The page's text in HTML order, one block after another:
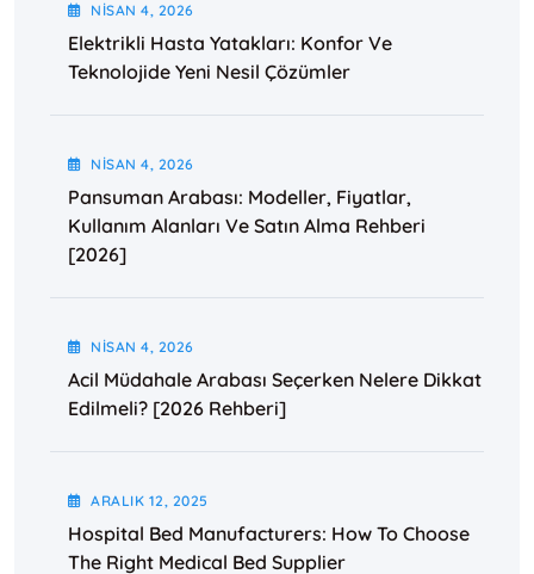
NISAN4, 2026
Elektrikli Hasta Yatakları: Konfor Ve
Teknolojide Yeni Nesil Çözümler
NISAN4, 2026
Pansuman Arabası: Modeller, Fiyatlar,
Kullanım Alanları Ve Satın Alma Rehberi
[2026]
NISAN4, 2026
Acil Müdahale Arabası Seçerken Nelere Dikkat
Edilmeli? [2026 Rehberi]
ARALIK 12, 2025
Hospital Bed Manufacturers: How To Choose
The Right Medical Bed Supplier